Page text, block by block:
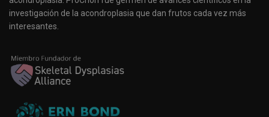
investigación de la acondroplasia que dan frutos cada vez más
interesantes.